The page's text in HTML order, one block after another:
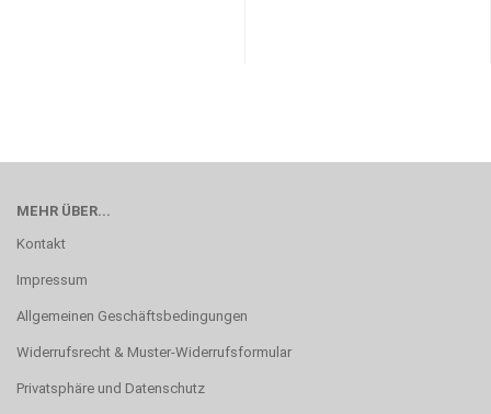
MEHR ÜBER...
Kontakt
Impressum
Allgemeinen Geschäftsbedingungen
Widerrufsrecht & Muster-Widerrufsformular
Privatsphäre und Datenschutz